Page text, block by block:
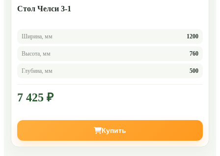
Стол Челси 3-1
Ширина, мм 1200
Высота, мм 760
Глубина, мм 500
7 425 ₽
Купить